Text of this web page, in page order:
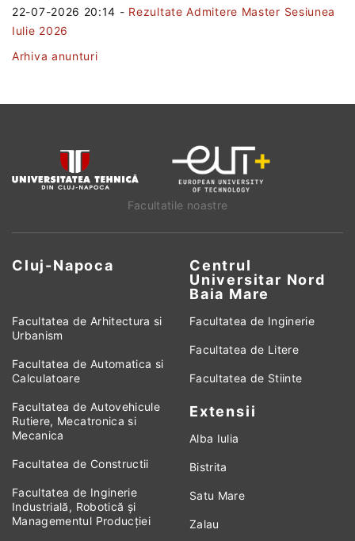
22-07-2026 20:14 - Rezultate Admitere Master Sesiunea
Iulie 2026
Arhiva anunturi
Facultatile noastre
Cluj-Napoca
Centrul
Universitar Nord
Baia Mare
Facultatea de Arhitectura si
Urbanism
Facultatea de Automatica si
Calculatoare
Facultatea de Autovehicule
Rutiere, Mecatronica si
Mecanica
Facultatea de Constructii
Facultatea de Inginerie
Industrială, Robotică și
Managementul Producției
Facultatea de Inginerie
Facultatea de Litere
Facultatea de Stiinte
Extensii
Alba Iulia
Bistrita
Satu Mare
Zalau